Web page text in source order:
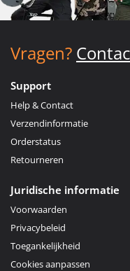
Vragen?
Support
Help & Contact
Verzendinformatie
Orderstatus
Retourneren
Juridische informatie
Voorwaarden
Privacybeleid
Toegankelijkheid
Cookies aanpassen